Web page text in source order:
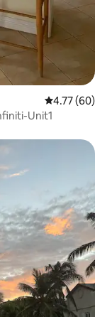
Penarafan
4.77 (60)
Unit1